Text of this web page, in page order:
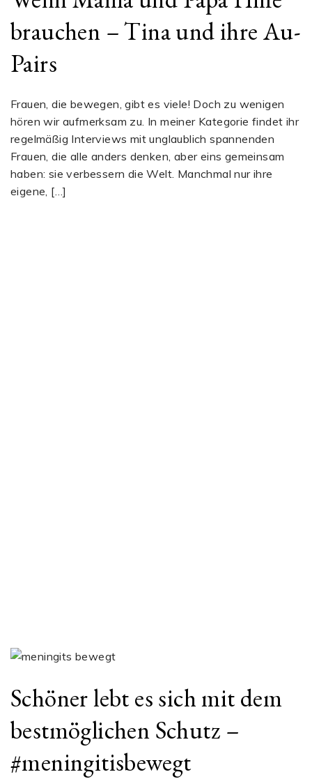
brauchen – Tina und ihre Au-
Pairs
Frauen, die bewegen, gibt es viele! Doch zu wenigen
hören wir aufmerksam zu. In meiner Kategorie findet ihr
regelmäßig Interviews mit unglaublich spannenden
Frauen, die alle anders denken, aber eins gemeinsam
haben: sie verbessern die Welt. Manchmal nur ihre
eigene, […]
Schöner lebt es sich mit dem
bestmöglichen Schutz –
#meningitisbewegt